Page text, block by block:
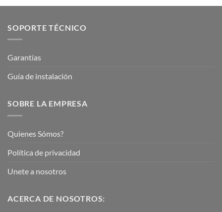
SOPORTE TÉCNICO
Garantías
Guía de instalación
SOBRE LA EMPRESA
Quienes Sómos?
Política de privacidad
Unete a nosotros
ACERCA DE NOSOTROS: